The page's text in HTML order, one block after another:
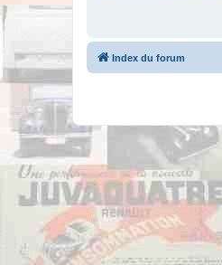
Index du forum